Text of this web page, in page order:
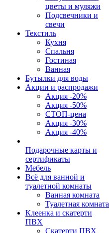
цветы и муляжи
Подсвечники и
свечи
Текстиль
Кухня
Спальня
Гостиная
Ванная
Бутылки для воды
Акции и распродажи
Акция -20%
Акция -50%
СТОП-цена
Акция -30%
Акция -40%
Подарочные карты и
сертификаты
Мебель
Всё для ванной и
туалетной комнаты
Ванная комната
Туалетная комната
Клеенка и скатерти
ПВХ
Скатерти ПВХ